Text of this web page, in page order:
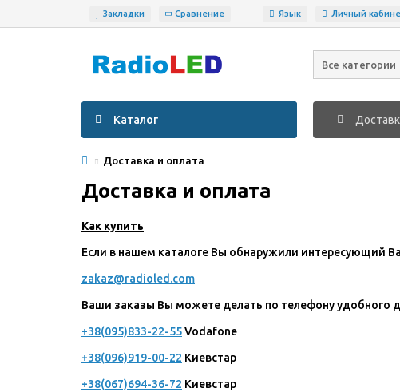
Закладки Сравнение Язык Личный
Все категории
Каталог
Доставка и оплата
Доставка и оплата
Как купить
Если в нашем каталоге Вы обнаружили интересующий
zakaz@radioled.com
Ваши заказы Вы можете делать по телефону удобного
+38(095)833-22-55Vodafone
+38(096)919-00-22 Киевстар
+38(067)694-36-72 Киевстар